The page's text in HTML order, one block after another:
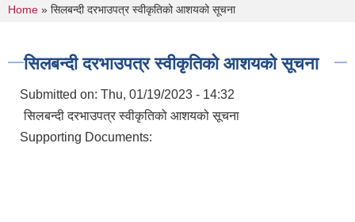
You are here
Home » सिलबन्दी दरभाउपत्र स्वीकृतिको आशयको सूचना
सिलबन्दी दरभाउपत्र स्वीकृतिको आशयको सूचना
Submitted on: Thu, 01/19/2023 - 14:32
सिलबन्दी दरभाउपत्र स्वीकृतिको आशयको सूचना
Supporting Documents: